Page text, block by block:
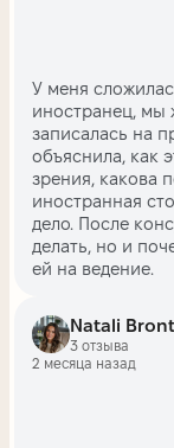
У меня
иностранец, мы
записалась на
объяснила, как
зрения, какова
иностранная
дело. После
делать, но и
ей на ведение.
Natali
3 отзыва
2 месяца назад